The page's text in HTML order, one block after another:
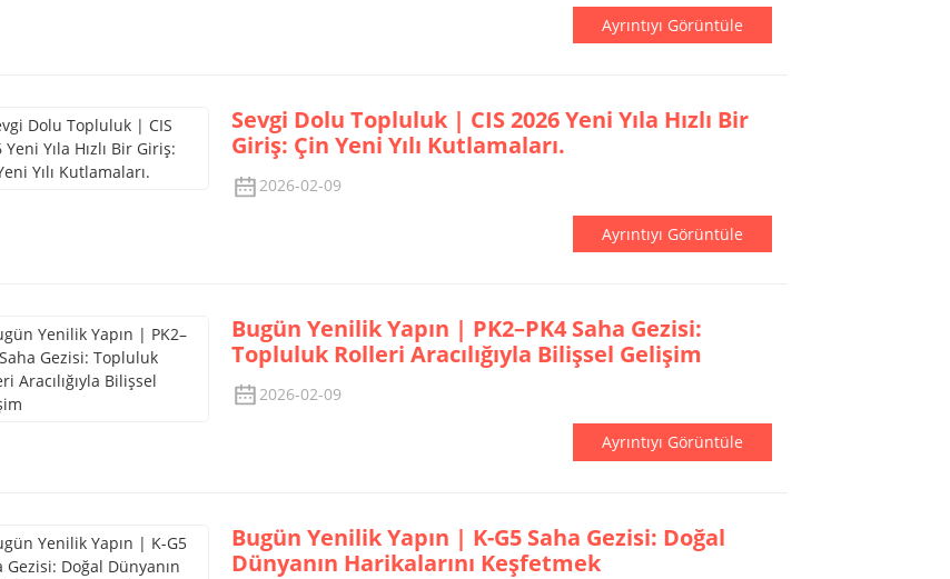
Ayrıntıyı Görüntüle
Sevgi Dolu Topluluk | CIS 2026 Yeni Yıla Hızlı Bir
Giriş: Çin Yeni Yılı Kutlamaları.
2026-02-09
Ayrıntıyı Görüntüle
Bugün Yenilik Yapın | PK2–PK4 Saha Gezisi:
Topluluk Rolleri Aracılığıyla Bilişsel Gelişim
2026-02-09
Ayrıntıyı Görüntüle
Bugün Yenilik Yapın | K-G5 Saha Gezisi: Doğal
Dünyanın Harikalarını Keşfetmek